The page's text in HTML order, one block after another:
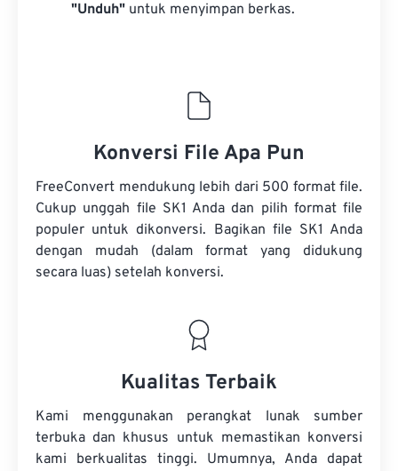
"Unduh" untuk menyimpan berkas.
Konversi File Apa Pun
FreeConvert mendukung lebih dari 500 format file.
Cukup unggah file SK1 Anda dan pilih format file
populer untuk dikonversi. Bagikan file SK1 Anda
dengan mudah (dalam format yang didukung
secara luas) setelah konversi.
Kualitas Terbaik
Kami menggunakan perangkat lunak sumber
terbuka dan khusus untuk memastikan konversi
kami berkualitas tinggi. Umumnya, Anda dapat